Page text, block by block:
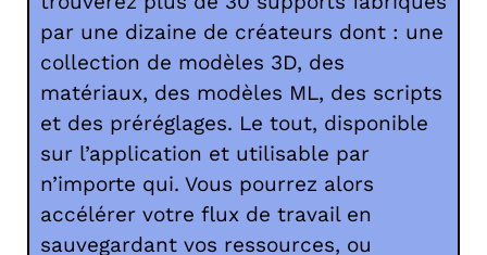
par une dizaine de créateurs dont : une
collection de modèles 3D, des
matériaux, des modèles ML, des scripts
et des préréglages. Le tout, disponible
sur l’application et utilisable par
n’importe qui. Vous pourrez alors
accélérer votre flux de travail en
sauvegardant vos ressources, ou